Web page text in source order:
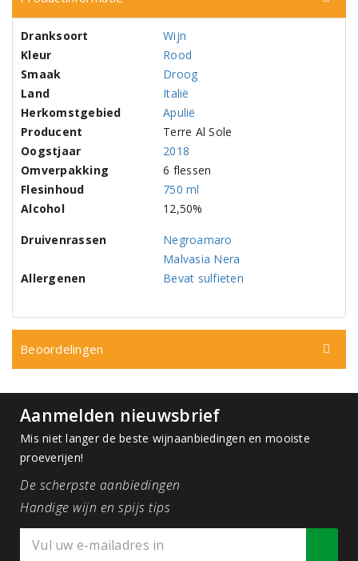
Dranksoort
Wijn
Kleur
Rood
Smaak
Droog
Land
Italië
Herkomstgebied
Apulië
Producent
Terre Al Sole
Oogstjaar
2018
Omverpakking
6 flessen
Flesinhoud
750 ml
Alcohol
12,50%
Druivenrassen
Negroamaro
Malvasia Nera
Allergenen
Bevat sulfieten
Beoordelingen
Aanmelden nieuwsbrief
Mis niet langer de beste wijnaanbiedingen en mooiste
proeverijen!
De scherpste aanbiedingen
Handige wijn en spijs tips